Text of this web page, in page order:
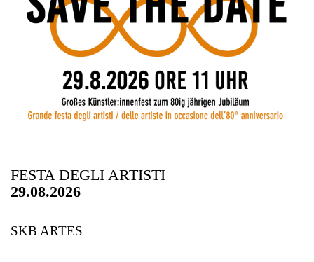
FESTA DEGLI ARTISTI
29.08.2026
SKB ARTES